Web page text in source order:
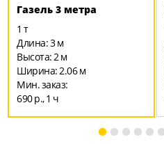
1 2 3
Газель 3 метра
1 т
Длина: 3 м
Высота: 2 м
Ширина: 2.06 м
Мин. заказ:
690 р., 1 ч